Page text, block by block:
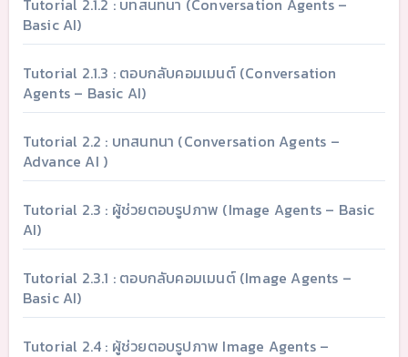
Tutorial 2.1.2 : บทสนทนา (Conversation Agents –
Basic AI)
Tutorial 2.1.3 : ตอบกลับคอมเมนต์ (Conversation
Agents – Basic AI)
Tutorial 2.2 : บทสนทนา (Conversation Agents –
Advance AI )
Tutorial 2.3 : ผู้ช่วยตอบรูปภาพ (Image Agents – Basic
AI)
Tutorial 2.3.1 : ตอบกลับคอมเมนต์ (Image Agents –
Basic AI)
Tutorial 2.4 : ผู้ช่วยตอบรูปภาพ Image Agents –